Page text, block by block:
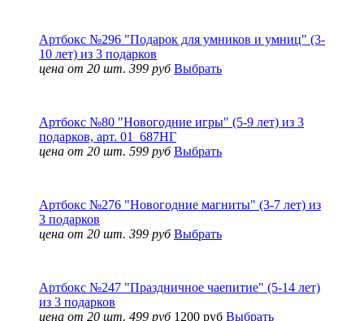
Артбокс №296 "Подарок для умников и умниц" (3-
10 лет) из 3 подарков
цена от 20 шт. 399 руб Выбрать
Артбокс №80 "Новогодние игры" (5-9 лет) из 3
подарков, арт. 01_687НГ
цена от 20 шт. 599 руб Выбрать
Артбокс №276 "Новогодние магниты" (3-7 лет) из
3 подарков
цена от 20 шт. 399 руб Выбрать
Артбокс №247 "Праздничное чаепитие" (5-14 лет)
из 3 подарков
цена от 20 шт. 499 руб 1200 руб Выбрать